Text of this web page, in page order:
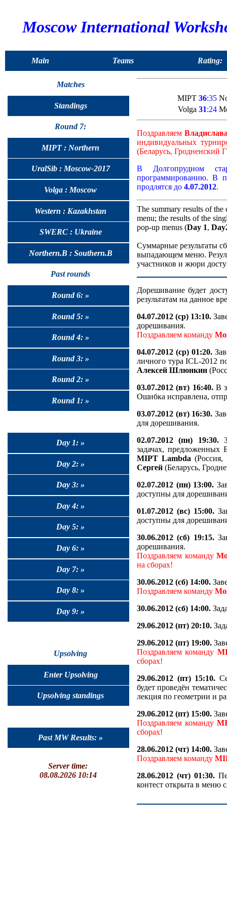
Moscow International
Main Teams Rating:
Matches
Standings
Round 7:
MIPT : Northern
UralSib : Moscow-2017
Volga : Moscow
Western : Kazakhstan
SWERC : Ukraine
Northern.B : Southern.B
Past rounds
Round 6: »
Round 5: »
Round 4: »
Round 3: »
Round 2: »
Round 1: »
Day 1: »
Day 2: »
Day 3: »
Day 4: »
Day 5: »
Day 6: »
Day 7: »
Day 8: »
Day 9: »
Upsolving
Enter Upsolving
Upsolving standings
Past MW Results: »
Server time:
08.08.2026 10:14
MIPT 36:35
Volga 31:24
Поздравляем
индивидуальных
(Беларусь, Гродненский
В Долгопрудном
программированию. В
продлятся до 4.07.2012.
The summary results of
menu; the results of the
pop-up menus (Day 1,
Суммарные результаты
выпадающем меню.
участников и жюри
Дорешивание будет
результатам на данное
04.07.2012 (ср) 13:10.
дорешивания.
Поздравляем команду
04.07.2012 (ср) 01:20.
личного тура ICL-2012
Алексей Шлюнкин
03.07.2012 (вт) 16:40.В
Ошибка исправлена,
03.07.2012 (вт) 16:30.
для дорешивания.
02.07.2012 (пн) 19:30.
задачах,
MIPT Lambda
Сергей (Беларусь,
02.07.2012 (пн) 13:00.
доступны для
01.07.2012 (вс) 15:00.
доступны для
30.06.2012 (сб) 19:15.
дорешивания.
Поздравляем команду
на сборах!
30.06.2012 (сб) 14:00.
Поздравляем команду
30.06.2012 (сб) 14:00.
29.06.2012 (пт) 20:10.
29.06.2012 (пт) 19:00.
Поздравляем команду
сборах!
29.06.2012 (пт) 15:10.
будет проведён
лекция по геометрии и
29.06.2012 (пт) 15:00.
Поздравляем команду
сборах!
28.06.2012 (чт) 14:00.
Поздравляем команду
28.06.2012 (чт) 01:30.
контест открыта в меню